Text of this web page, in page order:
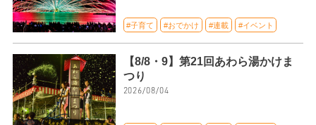
#子育て #おでかけ #連載 #イベント
【8/8・9】第21回あわら湯かけま
つり
2026/08/04